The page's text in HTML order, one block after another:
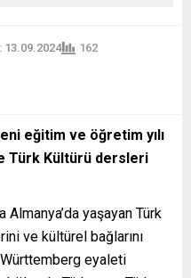
13.09.2024 162
eğitim ve öğretim yılı
Türk Kültürü dersleri
Almanya’da yaşayan Türk
ve kültürel bağlarını
eyaleti